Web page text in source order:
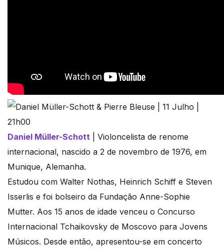
Daniel Müller-Schott | Violoncelista de renome
internacional, nascido a 2 de novembro de 1976, em
Munique, Alemanha.
Estudou com Walter Nothas, Heinrich Schiff e Steven
Isserlis e foi bolseiro da Fundação Anne-Sophie
Mutter. Aos 15 anos de idade venceu o Concurso
Internacional Tchaikovsky de Moscovo para Jovens
Músicos. Desde então, apresentou-se em concerto